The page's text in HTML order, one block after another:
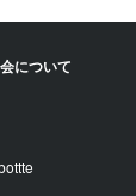
について